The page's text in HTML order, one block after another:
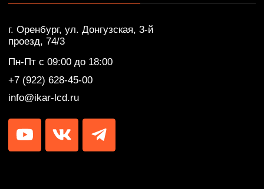
Политика конфиденциальности
экраны и дисплеи. Собственное производство.